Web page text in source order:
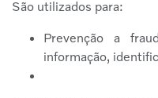
São utilizados para:
Prevenção a
informação,